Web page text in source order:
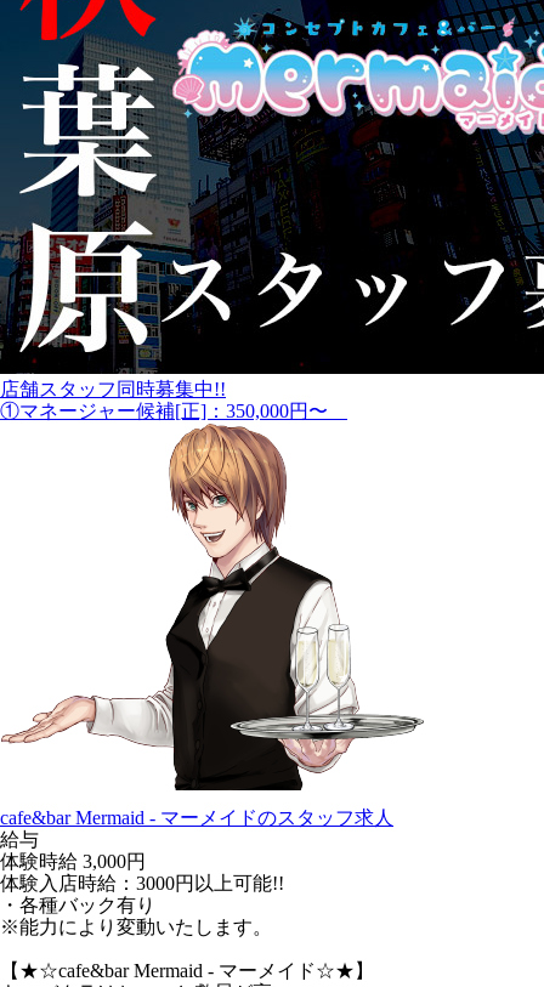
店舗スタッフ同時募集中!!
①マネージャー候補[正]：350,000円〜
cafe&bar Mermaid - マーメイドのスタッフ求人
給与
体験時給 3,000円
体験入店時給：3000円以上可能!!
・各種バック有り
※能力により変動いたします。
【★☆cafe&bar Mermaid - マーメイド☆★】